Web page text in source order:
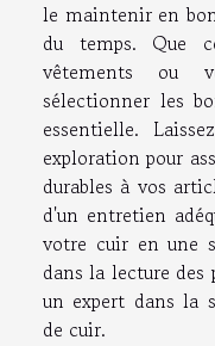
le maintenir en
du temps. Que
vêtements ou
sélectionner les
essentielle.
exploration pour
durables à vos
d'un entretien
votre cuir en une
dans la lecture des
un expert dans la
de cuir.